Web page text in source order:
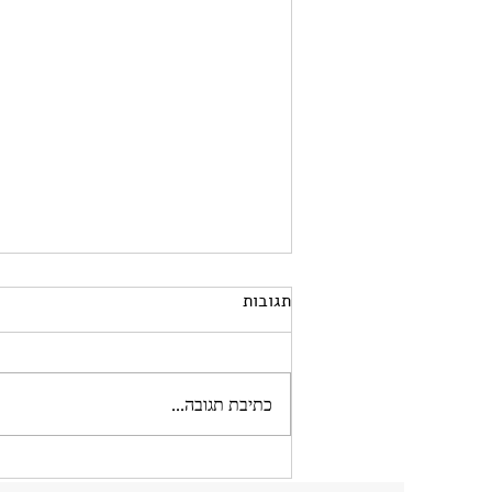
תגובות
כתיבת תגובה...